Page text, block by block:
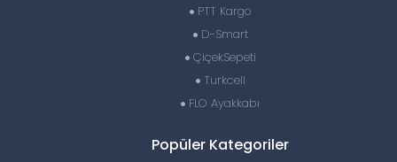
PTT Kargo
D-Smart
ÇiçekSepeti
Turkcell
FLO Ayakkabı
Popüler Kategoriler